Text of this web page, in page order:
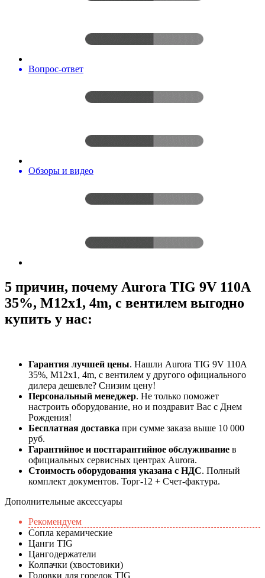
Вопрос-ответ
Обзоры и видео
5 причин, почему Aurora TIG 9V 110A
35%, M12x1, 4m, с вентилем выгодно
купить у нас:
Гарантия лучшей цены. Нашли Aurora TIG 9V 110A
35%, M12x1, 4m, с вентилем у другого официального
дилера дешевле? Снизим цену!
Персональный менеджер. Не только поможет
настроить оборудование, но и поздравит Вас с Днем
Рождения!
Бесплатная доставка при сумме заказа выше 10 000
руб.
Гарантийное и постгарантийное обслуживание в
официальных сервисных центрах Aurora.
Стоимость оборудования указана с НДС. Полный
комплект документов. Торг-12 + Счет-фактура.​
Дополнительные аксессуары
Рекомендуем
Сопла керамические
Цанги TIG
Цангодержатели
Колпачки (хвостовики)
Головки для горелок TIG